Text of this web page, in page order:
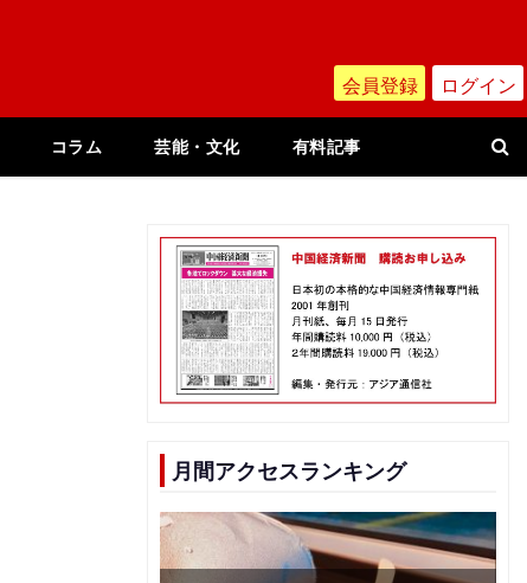
会員登録 ログイン
コラム 芸能・文化 有料記事
月間アクセスランキング